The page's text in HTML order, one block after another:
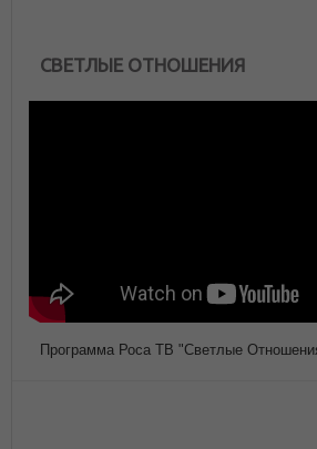
СВЕТЛЫЕ ОТНОШЕНИЯ
Программа Роса ТВ "Светлые